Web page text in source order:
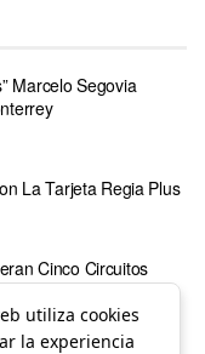
Marcelo Segovia
La Tarjeta Regia Plus
Cinco Circuitos
utiliza cookies
la experiencia